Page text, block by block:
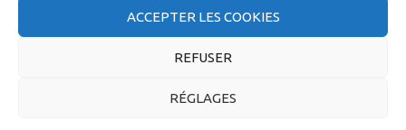
ACCEPTER LES COOKIES
REFUSER
RÉGLAGES
← PRÉCÉDENT 1 2